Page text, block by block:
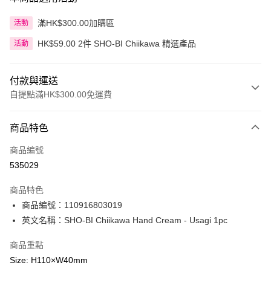
活動 滿HK$300.00加購區
活動 HK$59.00 2件 SHO-BI Chiikawa 精選產品
付款與運送
自提點滿HK$300.00免運費
信用卡
Apple Pay
PayMe
WeChat Pay
BoC Pay
商品特色
商品編號
535029
商品特色
商品編號：110916803019
英文名稱：SHO-BI Chiikawa Hand Cream - Usagi 1pc
商品重點
Size: H110×W40mm